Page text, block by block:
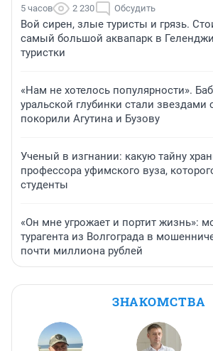
5 часов 2 230 Обсудить
Вой сирен, злые туристы и грязь.
самый большой аквапарк в
туристки
«Нам не хотелось популярности».
уральской глубинки стали звездами
покорили Агутина и Бузову
Ученый в изгнании: какую тайну
профессора уфимского вуза,
студенты
«Он мне угрожает и портит жизнь»:
турагента из Волгограда в
почти миллиона рублей
ЗНАКОМСТВА